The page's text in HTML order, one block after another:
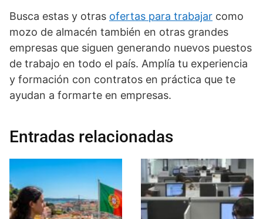
Busca estas y otras ofertas para trabajar como
mozo de almacén también en otras grandes
empresas que siguen generando nuevos puestos
de trabajo en todo el país. Amplía tu experiencia
y formación con contratos en práctica que te
ayudan a formarte en empresas.
Entradas relacionadas